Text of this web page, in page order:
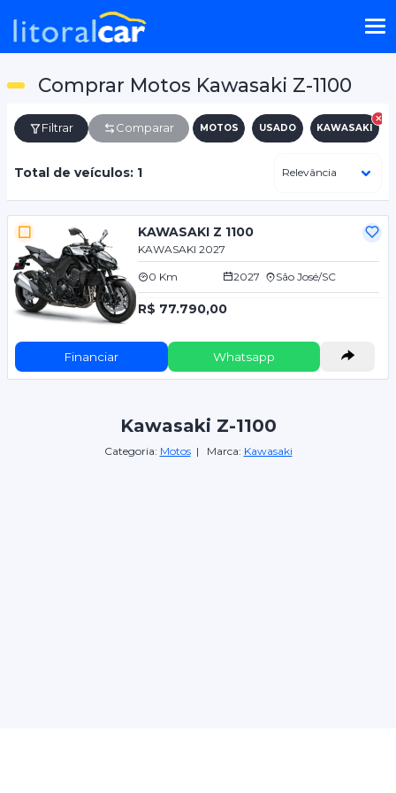
Comprar Motos Kawasaki Z-1100
Filtrar Comparar MOTOS USADO KAWASAKI
Total de veículos: 1
KAWASAKI Z 1100
KAWASAKI 2027
0 Km 2027 São José/SC
R$ 77.790,00
Financiar Whatsapp
Kawasaki Z-1100
Categoria: Motos| Marca: Kawasaki